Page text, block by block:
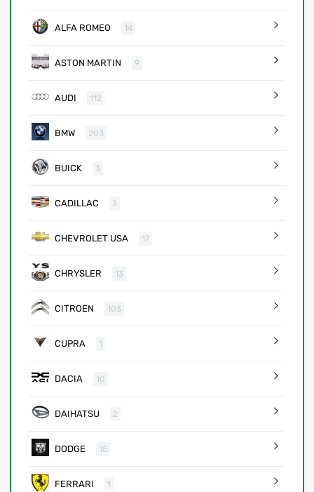
ALFA ROMEO 14
ASTON MARTIN 9
AUDI 112
BMW 203
BUICK 3
CADILLAC 3
CHEVROLET USA 17
CHRYSLER 13
CITROEN 103
CUPRA 1
DACIA 10
DAIHATSU 2
DODGE 15
FERRARI 1